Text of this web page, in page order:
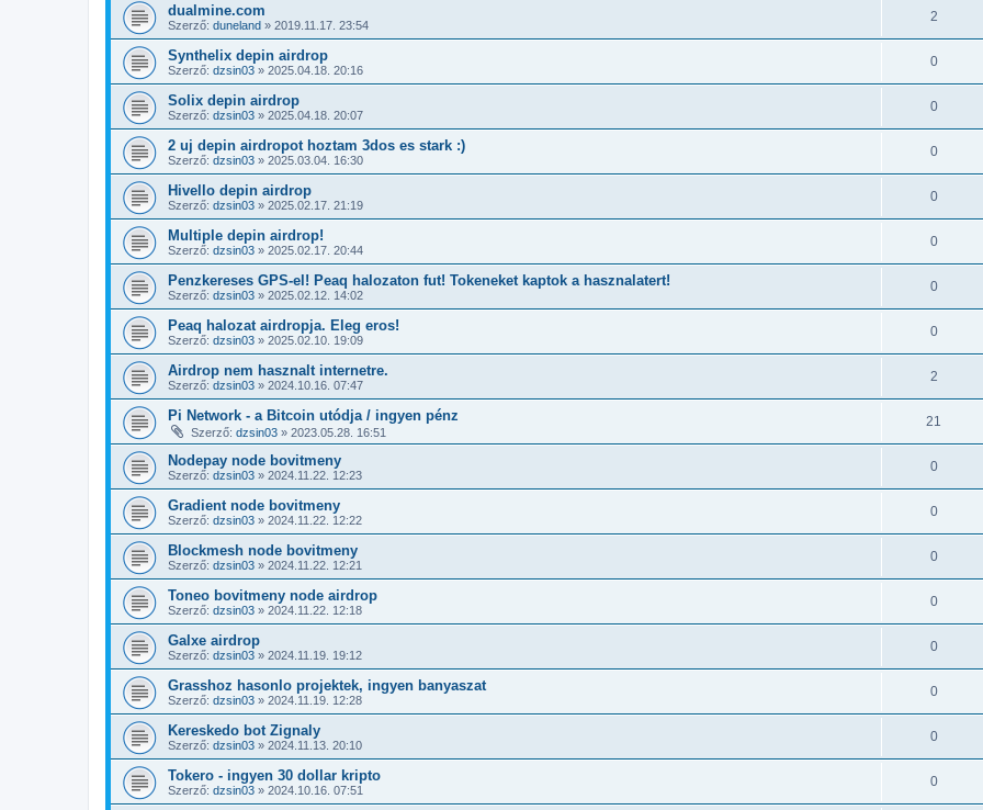
dualmine.com
Szerző: duneland » 2019.11.17. 23:54
2
Synthelix depin airdrop
Szerző: dzsin03 » 2025.04.18. 20:16
0
Solix depin airdrop
Szerző: dzsin03 » 2025.04.18. 20:07
0
2 uj depin airdropot hoztam 3dos es stark :)
Szerző: dzsin03 » 2025.03.04. 16:30
0
Hivello depin airdrop
Szerző: dzsin03 » 2025.02.17. 21:19
0
Multiple depin airdrop!
Szerző: dzsin03 » 2025.02.17. 20:44
0
Penzkereses GPS-el! Peaq halozaton fut! Tokeneket kaptok a hasznalatert!
Szerző: dzsin03 » 2025.02.12. 14:02
0
Peaq halozat airdropja. Eleg eros!
Szerző: dzsin03 » 2025.02.10. 19:09
0
Airdrop nem hasznalt internetre.
Szerző: dzsin03 » 2024.10.16. 07:47
2
Pi Network - a Bitcoin utódja / ingyen pénz
Szerző: dzsin03 » 2023.05.28. 16:51
21
Nodepay node bovitmeny
Szerző: dzsin03 » 2024.11.22. 12:23
0
Gradient node bovitmeny
Szerző: dzsin03 » 2024.11.22. 12:22
0
Blockmesh node bovitmeny
Szerző: dzsin03 » 2024.11.22. 12:21
0
Toneo bovitmeny node airdrop
Szerző: dzsin03 » 2024.11.22. 12:18
0
Galxe airdrop
Szerző: dzsin03 » 2024.11.19. 19:12
0
Grasshoz hasonlo projektek, ingyen banyaszat
Szerző: dzsin03 » 2024.11.19. 12:28
0
Kereskedo bot Zignaly
Szerző: dzsin03 » 2024.11.13. 20:10
0
Tokero - ingyen 30 dollar kripto
Szerző: dzsin03 » 2024.10.16. 07:51
0